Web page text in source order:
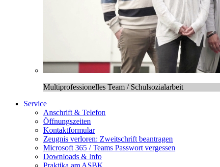
Multiprofessionelles Team / Schulsozialarbeit
Service
Anschrift & Telefon
Öffnungszeiten
Kontaktformular
Zeugnis verloren: Zweitschrift beantragen
Microsoft 365 / Teams Passwort vergessen
Downloads & Info
Praktika am ASBK